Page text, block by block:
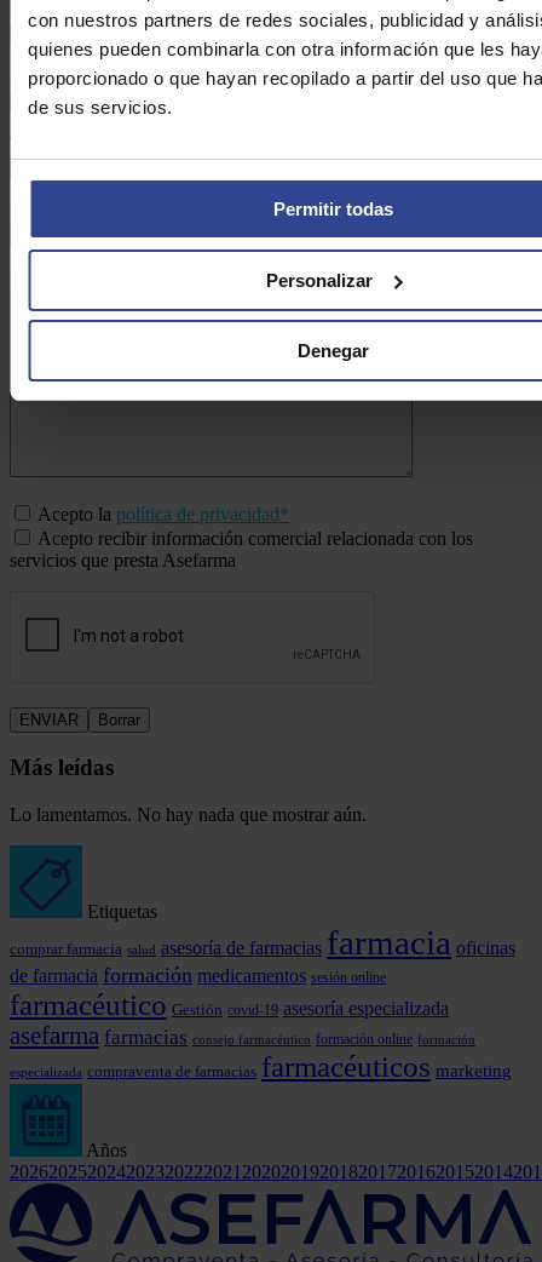
con nuestros partners de redes sociales, publicidad y
quienes pueden combinarla con otra información que les
proporcionado o que hayan recopilado a partir del uso que
de sus servicios.
Permitir todas
Personalizar
Denegar
Apellidos:*
Acepto la política de privacidad*
Acepto recibir información comercial relacionada con los
servicios que presta Asefarma
Más leídas
Lo lamentamos. No hay nada que mostrar aún.
Etiquetas
comprar farmacia salud asesoría de farmacias farmacia oficinas
de farmacia formación medicamentos sesión online
farmacéutico Gestión covid-19 asesoría especializada
asefarma farmacias consejo farmacéutico formación online formación
especializada compraventa de farmacias farmacéuticos marketing
Años
202620252024202320222021 2020201920182017201620152014